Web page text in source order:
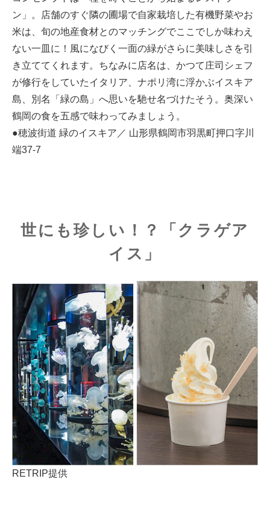
ン」。店舗のすぐ隣の圃場で自家栽培した有機野菜やお
米は、旬の地産食材とのマッチングでここでしか味わえ
ない一皿に！風になびく一面の緑がさらに美味しさを引
き立ててくれます。ちなみに店名は、かつて庄司シェフ
が修行をしていたイタリア、ナポリ湾に浮かぶイスキア
島、別名「緑の島」へ思いを馳せ名づけたそう。奥深い
鶴岡の食を五感で味わってみましょう。
●穂波街道 緑のイスキア／ 山形県鶴岡市羽黒町押口字川
端37-7
世にも珍しい！？「クラゲア
イス」
RETRIP提供